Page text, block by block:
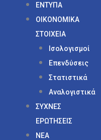
ΕΝΤΥΠΑ
ΟΙΚΟΝΟΜΙΚΑ
ΣΤΟΙΧΕΙΑ
Ισολογισμοί
Επενδύσεις
Στατιστικά
Αναλογιστικά
ΣΥΧΝΕΣ
ΕΡΩΤΗΣΕΙΣ
ΝΕΑ